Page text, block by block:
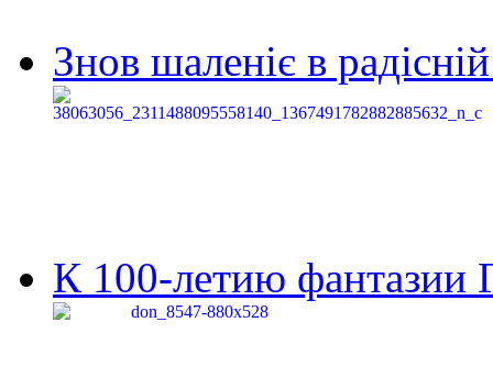
Знов шаленіє в
К 100-летию фантазии